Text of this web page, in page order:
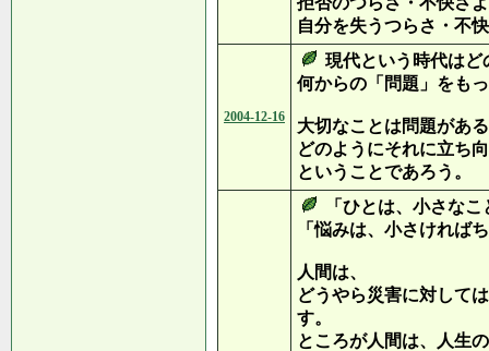
自分を失うつらさ・不
2004-12-16
現代という時代はど
何からの「問題」をも
大切なことは問題があ
どのようにそれに立ち
ということであろう。
「ひとは、小さな
「悩みは、小さければ
人間は、
どうやら災害に対して
す。
ところが人間は、人生